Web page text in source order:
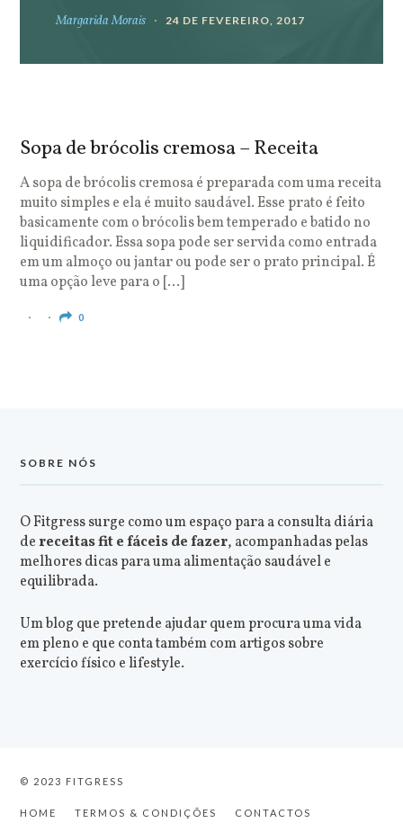
Margarida Morais 24 DE FEVEREIRO, 2017
Sopa de brócolis cremosa – Receita
A sopa de brócolis cremosa é preparada com uma receita
muito simples e ela é muito saudável. Esse prato é feito
basicamente com o brócolis bem temperado e batido no
liquidificador. Essa sopa pode ser servida como entrada
em um almoço ou jantar ou pode ser o prato principal. É
uma opção leve para o […]
0
SOBRE NÓS
O Fitgress surge como um espaço para a consulta diária
dereceitas fit e fáceis de fazer, acompanhadas pelas
melhores dicas para uma alimentação saudável e
equilibrada.
Um blog que pretende ajudar quem procura uma vida
em pleno e que conta também com artigos sobre
exercício físico e lifestyle.
© 2023 FITGRESS
HOME TERMOS & CONDIÇÕES CONTACTOS